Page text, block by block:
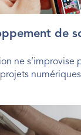
de
ne s’improvise